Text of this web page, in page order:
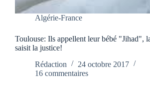
Algérie-France
Toulouse: Ils appellent leur bébé "Jihad",
saisit la justice!
Rédaction
24 octobre 2017
16 commentaires